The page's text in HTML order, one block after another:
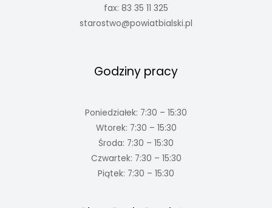
fax: 83 35 11 325
starostwo@powiatbialski.pl
Godziny pracy
Poniedziałek: 7:30 – 15:30
Wtorek: 7:30 – 15:30
Środa: 7:30 – 15:30
Czwartek: 7:30 – 15:30
Piątek: 7:30 – 15:30